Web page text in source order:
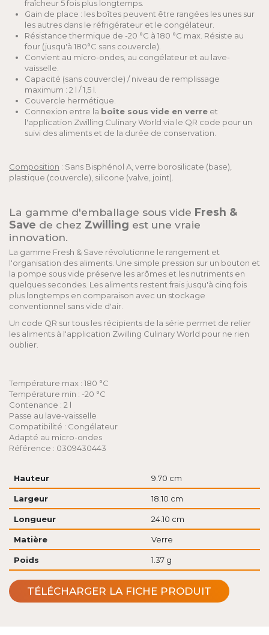
fraîcheur 5 fois plus longtemps.
Gain de place : les boîtes peuvent être rangées les unes sur
les autres dans le réfrigérateur et le congélateur.
Résistance thermique de -20 °C à 180 °C max. Résiste au
four (jusqu'à 180°C sans couvercle).
Convient au micro-ondes, au congélateur et au lave-
vaisselle.
Capacité (sans couvercle) / niveau de remplissage
maximum : 2 l / 1,5 l.
Couvercle hermétique.
Connexion entre la boîte sous vide en verre et
l'application Zwilling Culinary World via le QR code pour un
suivi des aliments et de la durée de conservation.
Composition : Sans Bisphénol A, verre borosilicate (base),
plastique (couvercle), silicone (valve, joint).
La gamme d'emballage sous vide Fresh &
Save de chez Zwilling est une vraie
innovation.
La gamme Fresh & Save révolutionne le rangement et
l'organisation des aliments. Une simple pression sur un bouton et
la pompe sous vide préserve les arômes et les nutriments en
quelques secondes. Les aliments restent frais jusqu'à cinq fois
plus longtemps en comparaison avec un stockage
conventionnel sans vide d'air.
Un code QR sur tous les récipients de la série permet de relier
les aliments à l'application Zwilling Culinary World pour ne rien
oublier.
Température max : 180 °C
Température min : -20 °C
Contenance : 2 l
Passe au lave-vaisselle
Compatibilité : Congélateur
Adapté au micro-ondes
Référence : 0309430443
Hauteur 9.70 cm
Largeur 18.10 cm
Longueur 24.10 cm
Matière Verre
Poids 1.37 g
TÉLÉCHARGER LA FICHE PRODUIT